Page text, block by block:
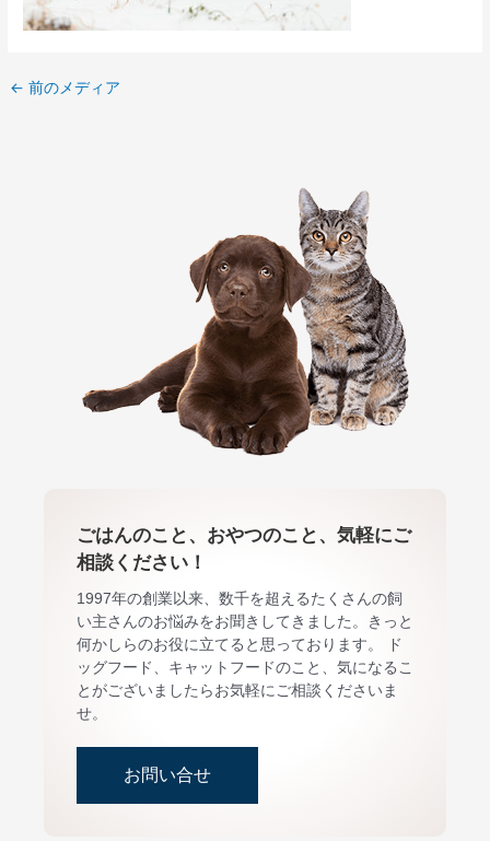
← 前のメディア
ごはんのこと、おやつのこと、気軽にご
相談ください！
1997年の創業以来、数千を超えるたくさんの飼
い主さんのお悩みをお聞きしてきました。きっと
何かしらのお役に立てると思っております。 ド
ッグフード、キャットフードのこと、気になるこ
とがございましたらお気軽にご相談くださいま
せ。
お問い合せ